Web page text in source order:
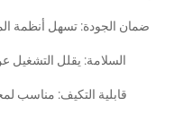
ضمان الجودة: تسهل أنظمة
السلامة: يقلل
قابلية التكيف: مناسب